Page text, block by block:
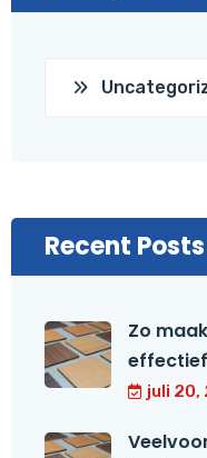
Recent Posts
Zo
effectief
juli 20,